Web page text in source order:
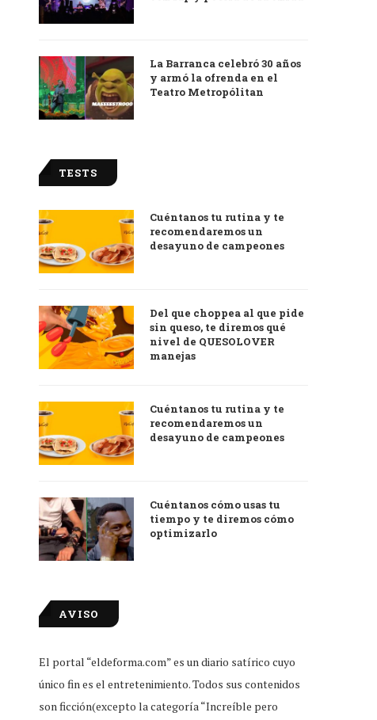
La Barranca celebró 30 años
y armó la ofrenda en el
Teatro Metropólitan
TESTS
Cuéntanos tu rutina y te
recomendaremos un
desayuno de campeones
Del que choppea al que pide
sin queso, te diremos qué
nivel de QUESOLOVER
manejas
Cuéntanos tu rutina y te
recomendaremos un
desayuno de campeones
Cuéntanos cómo usas tu
tiempo y te diremos cómo
optimizarlo
AVISO
El portal “eldeforma.com” es un diario satírico cuyo
único fin es el entretenimiento. Todos sus contenidos
son ficción(excepto la categoría “Increíble pero